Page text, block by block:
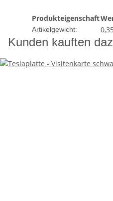
Produkteigenschaft
Artikelgewicht: 0,35
Kunden kauften